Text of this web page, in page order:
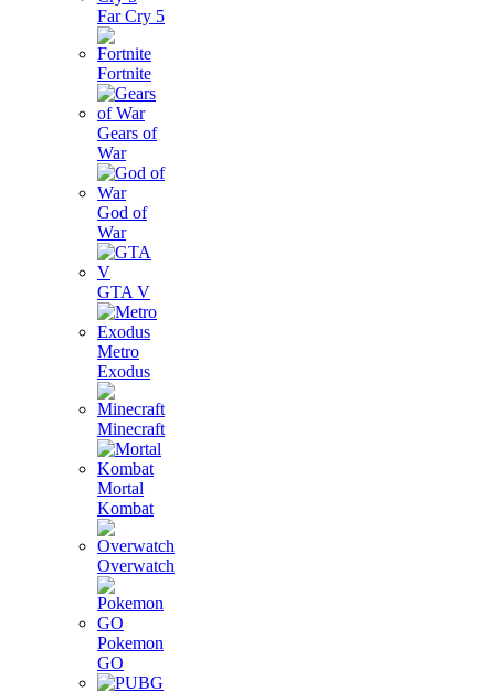
Far Cry 5
Fortnite
Gears of
War
God of
War
GTA V
Metro
Exodus
Minecraft
Mortal
Kombat
Overwatch
Pokemon
GO